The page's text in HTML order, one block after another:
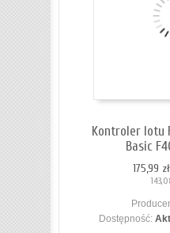
Kontroler lotu
Basic
175,99 zł
Dostępność: